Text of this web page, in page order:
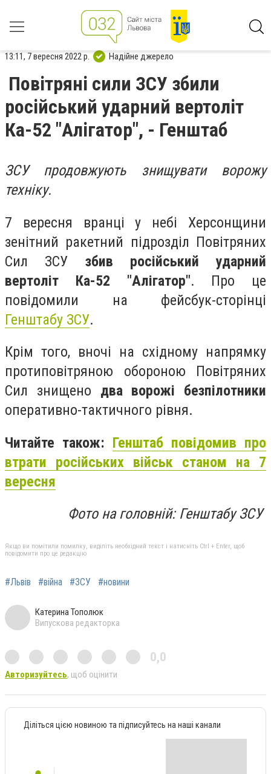
13:11, 7 вересня 2022 р. Надійне джерело
Повітряні сили ЗСУ збили
російський ударний вертоліт
Ка-52 "Алігатор", - Генштаб
ЗСУ продовжують знищувати ворожу
техніку.
7 вересня вранці у небі Херсонщини
зенітний ракетний підрозділ Повітряних
Сил ЗСУ збив російський ударний
вертоліт Ка-52 "Алігатор". Про це
повідомили на фейсбук-сторінці
Генштабу ЗСУ.
Крім того, вночі на східному напрямку
протиповітряною обороною Повітряних
Сил знищено два ворожі безпілотники
оперативно-тактичного рівня.
Читайте також: Генштаб повідомив про
втрати російських військ станом на 7
вересня
Фото на головній: Генштабу ЗСУ
Якщо ви помітили помилку, виділіть необхідний текст і натисніть Ctrl + Enter, щоб
повідомити про це редакцію
#Львів #війна #ЗСУ #новини
Катерина Тополюк
Випускова редакторка
0,0
Авторизуйтесь, щоб оцінити
Діліться цією новиною та підписуйтесь на наші канали